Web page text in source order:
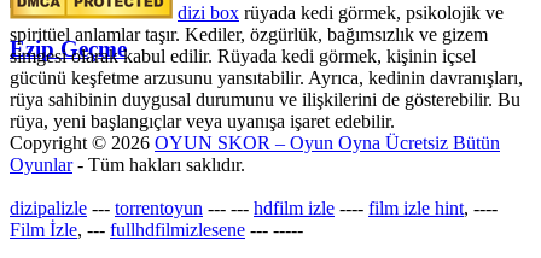
Ezip Geçme
dizi box rüyada kedi görmek​, psikolojik ve
spiritüel anlamlar taşır. Kediler, özgürlük, bağımsızlık ve gizem
simgesi olarak kabul edilir. Rüyada kedi görmek, kişinin içsel
gücünü keşfetme arzusunu yansıtabilir. Ayrıca, kedinin davranışları,
rüya sahibinin duygusal durumunu ve ilişkilerini de gösterebilir. Bu
rüya, yeni başlangıçlar veya uyanışa işaret edebilir.
Copyright © 2026 OYUN SKOR – Oyun Oyna Ücretsiz Bütün
Oyunlar- Tüm hakları saklıdır.
dizipalizle --- torrentoyun --- --- hdfilm izle ---- film izle hint, ----
Film İzle, --- fullhdfilmizlesene --- -----